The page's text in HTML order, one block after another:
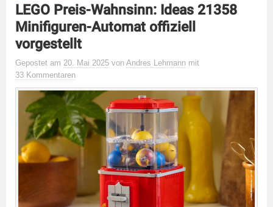
LEGO Preis-Wahnsinn: Ideas 21358
Minifiguren-Automat offiziell
vorgestellt
Gepostet am 20. Mai 2025 von Andres Lehmann mit
33 Kommentaren